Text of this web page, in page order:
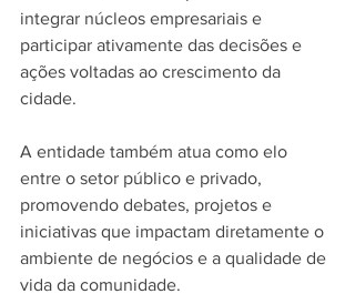
integrar núcleos empresariais e
participar ativamente das decisões e
ações voltadas ao crescimento da
cidade.
A entidade também atua como elo
entre o setor público e privado,
promovendo debates, projetos e
iniciativas que impactam diretamente o
ambiente de negócios e a qualidade de
vida da comunidade.